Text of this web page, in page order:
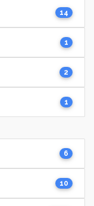
14
1
2
1
6
10